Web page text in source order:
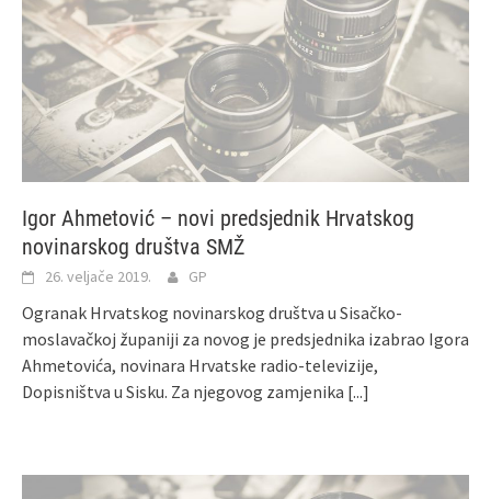
Igor Ahmetović – novi predsjednik Hrvatskog
novinarskog društva SMŽ
26. veljače 2019. GP
Ogranak Hrvatskog novinarskog društva u Sisačko-
moslavačkoj županiji za novog je predsjednika izabrao Igora
Ahmetovića, novinara Hrvatske radio-televizije,
Dopisništva u Sisku. Za njegovog zamjenika [...]